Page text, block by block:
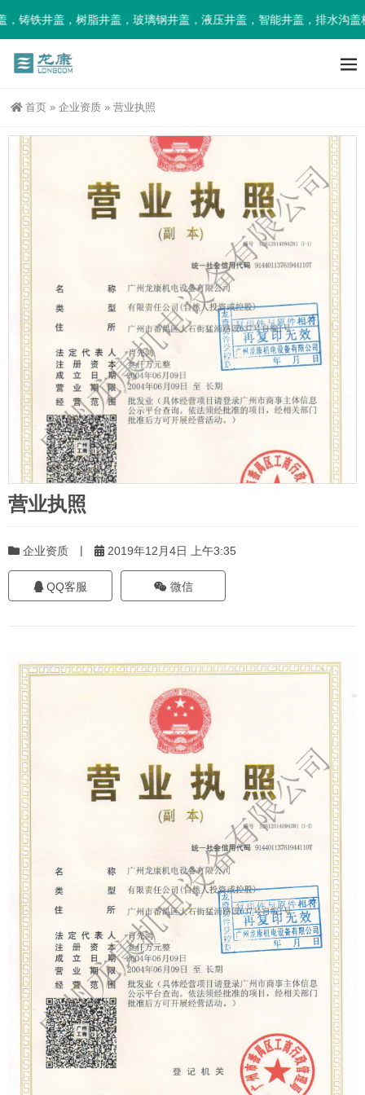
井盖，树脂井盖，玻璃钢井盖，液压井盖，智能井盖，排水沟盖板
首页 » 企业资质 » 营业执照
营业执照
企业资质 | 2019年12月4日 上午3:35
QQ客服 微信